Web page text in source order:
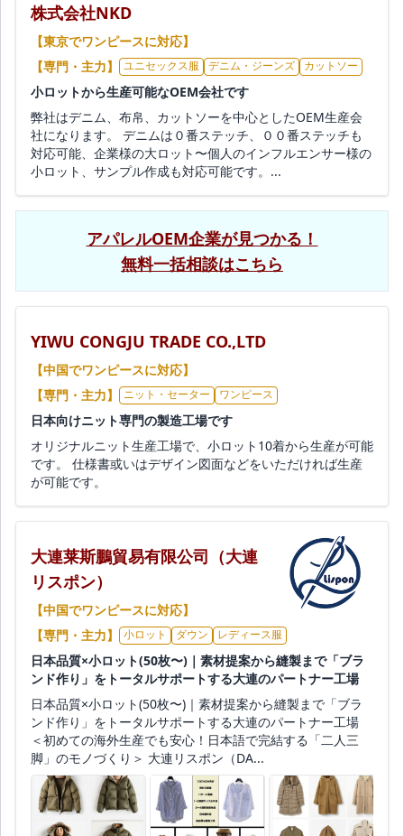
株式会社NKD
【東京でワンピースに対応】
【専門・主力】
ユニセックス服 デニム・ジーンズ カットソー
小ロットから生産可能なOEM会社です
弊社はデニム、布帛、カットソーを中心としたOEM生産会
社になります。 デニムは０番ステッチ、００番ステッチも
対応可能、企業様の大ロット〜個人のインフルエンサー様の
小ロット、サンプル作成も対応可能です。...
アパレルOEM企業が見つかる！
無料一括相談はこちら
YIWU CONGJU TRADE CO.,LTD
【中国でワンピースに対応】
【専門・主力】
ニット・セーター ワンピース
日本向けニット専門の製造工場です
オリジナルニット生産工場で、小ロット10着から生産が可能
です。 仕様書或いはデザイン図面などをいただければ生産
が可能です。
大連莱斯鵬貿易有限公司（大連
リスポン）
【中国でワンピースに対応】
【専門・主力】
小ロット ダウン レディース服
日本品質×小ロット(50枚〜)｜素材提案から縫製まで「ブラ
ンド作り」をトータルサポートする大連のパートナー工場
日本品質×小ロット(50枚〜)｜素材提案から縫製まで「ブラ
ンド作り」をトータルサポートする大連のパートナー工場
＜初めての海外生産でも安心！日本語で完結する「二人三
脚」のモノづくり＞ 大連リスポン（DA...